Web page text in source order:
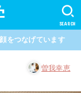
SEARCH
をつなげています
曽我幸恵